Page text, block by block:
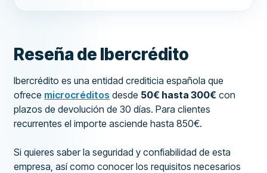
Reseña de Ibercrédito
Ibercrédito es una entidad crediticia española que
ofrece microcréditos desde 50€ hasta 300€ con
plazos de devolución de 30 días. Para clientes
recurrentes el importe asciende hasta 850€.
Si quieres saber la seguridad y confiabilidad de esta
empresa, así como conocer los requisitos necesarios